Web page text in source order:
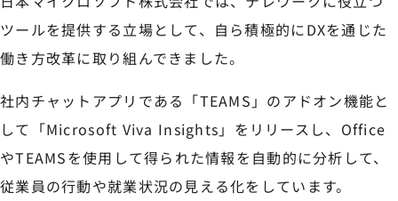
ツールを提供する立場として、自ら積極的にDXを通じた
働き方改革に取り組んできました。
社内チャットアプリである「TEAMS」のアドオン機能と
して「Microsoft Viva Insights」をリリースし、Office
やTEAMSを使用して得られた情報を自動的に分析して、
従業員の行動や就業状況の見える化をしています。